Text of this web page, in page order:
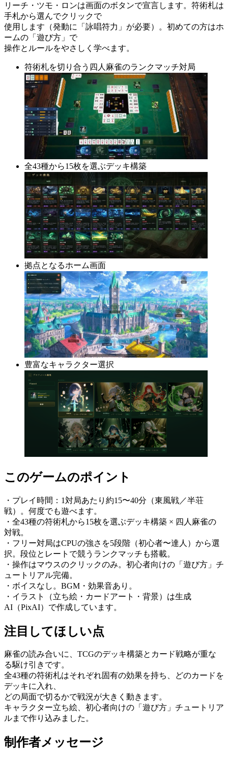
リーチ・ツモ・ロンは画面のボタンで宣言します。符術札は
手札から選んでクリックで
使用します（発動に「詠唱符力」が必要）。初めての方はホ
ームの「遊び方」で
操作とルールをやさしく学べます。
符術札を切り合う四人麻雀のランクマッチ対局
全43種から15枚を選ぶデッキ構築
拠点となるホーム画面
豊富なキャラクター選択
このゲームのポイント
・プレイ時間：1対局あたり約15〜40分（東風戦／半荘
戦）。何度でも遊べます。
・全43種の符術札から15枚を選ぶデッキ構築 × 四人麻雀の
対戦。
・フリー対局はCPUの強さを5段階（初心者〜達人）から選
択。段位とレートで競うランクマッチも搭載。
・操作はマウスのクリックのみ。初心者向けの「遊び方」チ
ュートリアル完備。
・ボイスなし。BGM・効果音あり。
・イラスト（立ち絵・カードアート・背景）は生成
AI（PixAI）で作成しています。
注目してほしい点
麻雀の読み合いに、TCGのデッキ構築とカード戦略が重な
る駆け引きです。
全43種の符術札はそれぞれ固有の効果を持ち、どのカードを
デッキに入れ、
どの局面で切るかで戦況が大きく動きます。
キャラクター立ち絵、初心者向けの「遊び方」チュートリア
ルまで作り込みました。
制作者メッセージ